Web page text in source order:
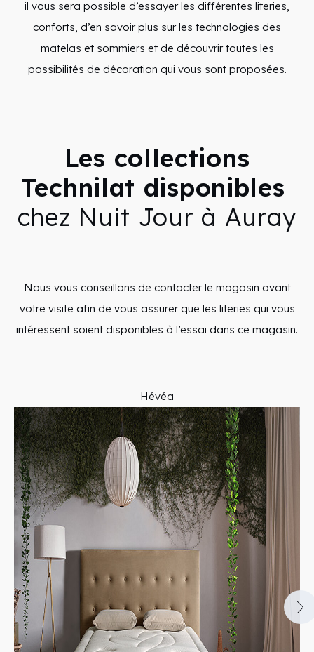
il vous sera possible d’essayer les différentes literies,
conforts, d’en savoir plus sur les technologies des
matelas et sommiers et de découvrir toutes les
possibilités de décoration qui vous sont proposées.
Les collections
Technilat disponibles
chez Nuit Jour à Auray
Nous vous conseillons de contacter le magasin avant
votre visite afin de vous assurer que les literies qui vous
intéressent soient disponibles à l’essai dans ce magasin.
Hévéa